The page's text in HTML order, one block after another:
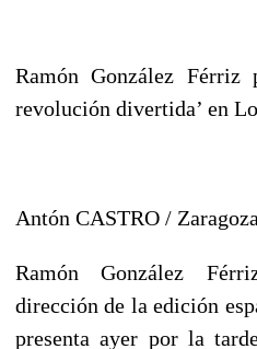
Ramón González Férriz
revolución divertida’ en
Antón CASTRO / Zaragoza
Ramón González
dirección de la edición
presenta ayer por la